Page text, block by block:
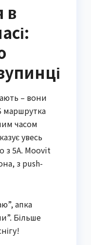
в
– вони
маршрутка
часом
увесь
з 5А. Moovit
з push-
апка
Більше